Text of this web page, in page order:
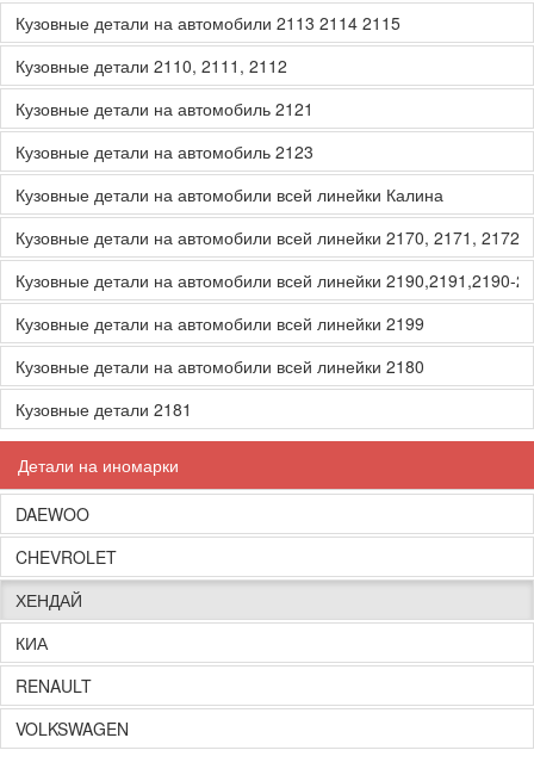
Кузовные детали на автомобили 2113 2114 2115
Кузовные детали 2110, 2111, 2112
Кузовные детали на автомобиль 2121
Кузовные детали на автомобиль 2123
Кузовные детали на автомобили всей линейки Калина
Кузовные детали на автомобили всей линейки 2170, 2171, 2172,
Кузовные детали на автомобили всей линейки 2190,2191,2190-2
Кузовные детали на автомобили всей линейки 2199
Кузовные детали на автомобили всей линейки 2180
Кузовные детали 2181
Детали на иномарки
DAEWOO
CHEVROLET
ХЕНДАЙ
КИА
RENAULT
VOLKSWAGEN